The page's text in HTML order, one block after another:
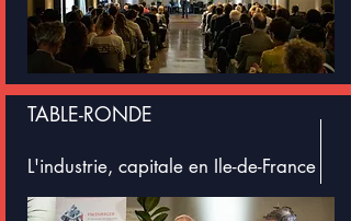
TABLE-RONDE
L'industrie, capitale en Ile-de-France